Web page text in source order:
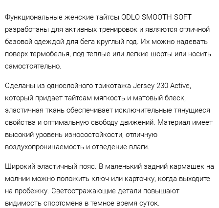
Функциональные женские тайтсы ODLO SMOOTH SOFT
разработаны для активных тренировок и являются отличной
базовой одеждой для бега круглый год. Их можно надевать
поверх термобелья, под теплые или легкие шорты или носить
самостоятельно.
Сделаны из однослойного трикотажа Jersey 230 Active,
который придает тайтсам мягкость и матовый блеск,
эластичная ткань обеспечивает исключительные тянущиеся
свойства и оптимальную свободу движений. Материал имеет
высокий уровень износостойкости, отличную
воздухопроницаемость и отведение влаги.
Широкий эластичный пояс. В маленький задний кармашек на
молнии можно положить ключ или карточку, когда выходите
на пробежку. Светоотражающие детали повышают
видимость спортсмена в темное время суток.